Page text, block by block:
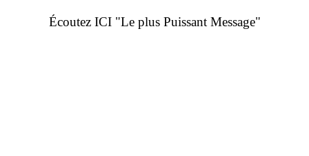
Écoutez ICI "Le plus Puissant Message"